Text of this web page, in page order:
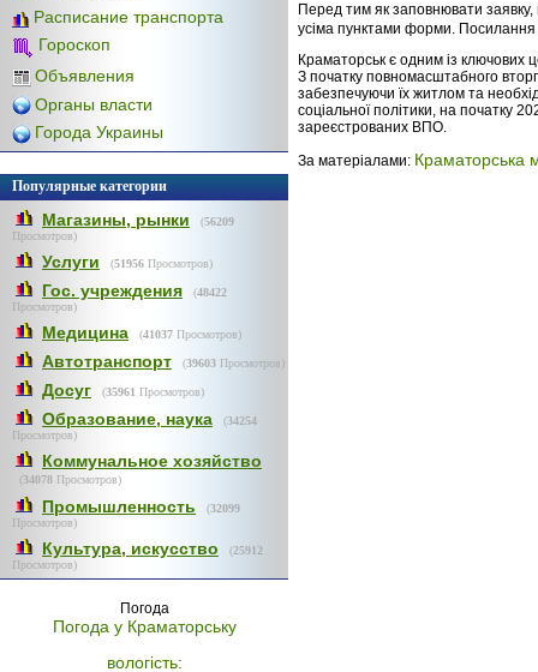
Расписание транспорта
Гороскоп
Объявления
Органы власти
Города Украины
Популярные категории
Магазины, рынки (56209
Просмотров)
Услуги (51956 Просмотров)
Гос. учреждения (48422
Просмотров)
Медицина (41037 Просмотров)
Автотранспорт (39603 Просмотров)
Досуг (35961 Просмотров)
Образование, наука (34254
Просмотров)
Коммунальное хозяйство
(34078 Просмотров)
Промышленность (32099
Просмотров)
Культура, искусство (25912
Просмотров)
Погода
Погода у Краматорську
вологість:
Перед тим як заповнювати
усіма пунктами форми. Посилання
Краматорськ є одним із ключових
З початку повномасштабного
забезпечуючи їх житлом та
соціальної політики, на початку
зареєстрованих ВПО.
За матеріалами: Краматорська